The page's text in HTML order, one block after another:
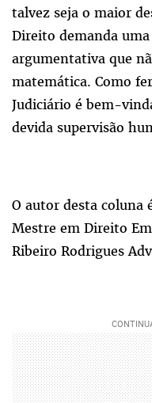
talvez seja o maior
Direito demanda
argumentativa que
matemática. Como
Judiciário é bem-
devida supervisão
O autor desta coluna
Mestre em Direito
Ribeiro Rodrigues